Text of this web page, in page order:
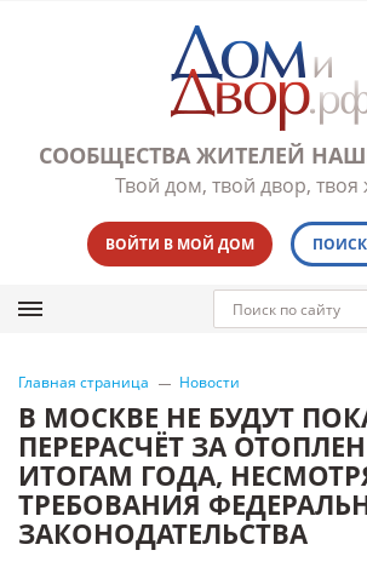
СООБЩЕСТВА ЖИТЕЛЕЙ
Твой дом, твой двор, твоя
ВОЙТИ В МОЙ ДОМ
Главная страница Новости
В МОСКВЕ НЕ БУДУТ
ПЕРЕРАСЧЁТ ЗА
ИТОГАМ ГОДА,
ТРЕБОВАНИЯ
ЗАКОНОДАТЕЛЬСТВА